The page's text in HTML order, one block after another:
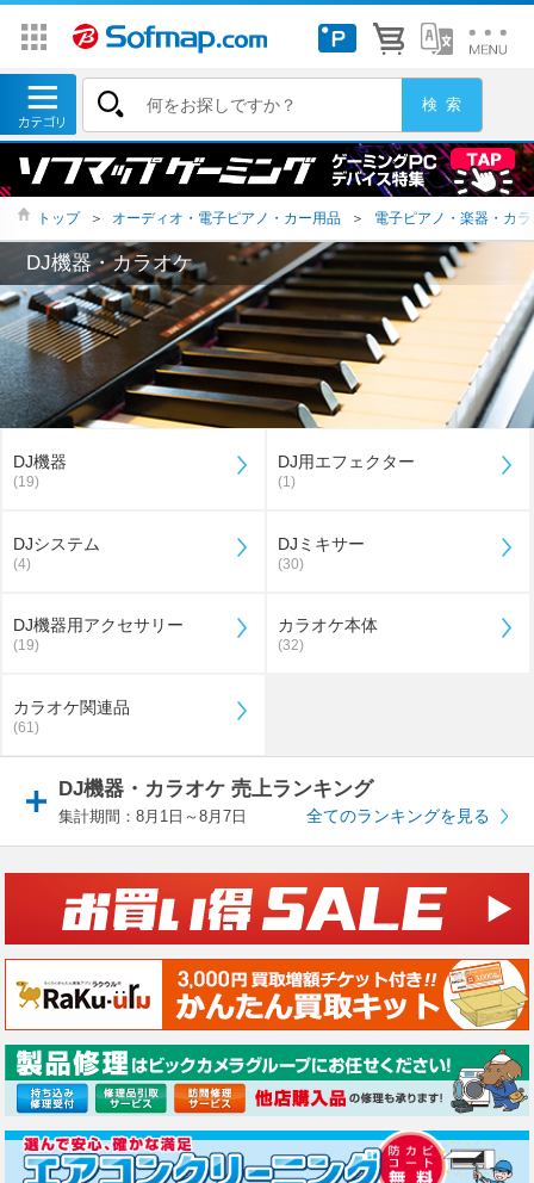
トップ ＞ オーディオ・電子ピアノ・カー用品 ＞ 電子ピアノ・楽器・カ
DJ機器・カラオケ
DJ機器
(19)
DJ用エフェクター
(1)
DJシステム
(4)
DJミキサー
(30)
DJ機器用アクセサリー
(19)
カラオケ本体
(32)
カラオケ関連品
(61)
DJ機器・カラオケ 売上ランキング
集計期間：8月1日～8月7日 全てのランキングを見る